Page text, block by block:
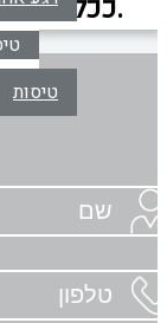
טיסות
ככל האפשר לשוב אליכם בהקדם.